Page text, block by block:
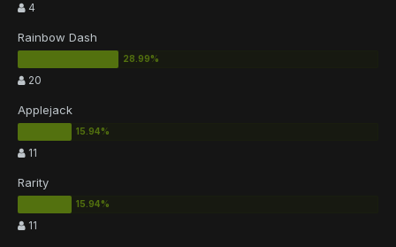
4
Rainbow Dash
20
Applejack
11
Rarity
11